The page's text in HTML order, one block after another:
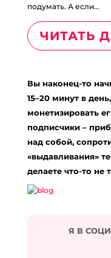
подумать. А если...
ЧИТАТЬ
Вы наконец-то
15–20 минут в
монетизировать
подписчики –
над собой,
«выдавливания»
делаете что-то не
Я В